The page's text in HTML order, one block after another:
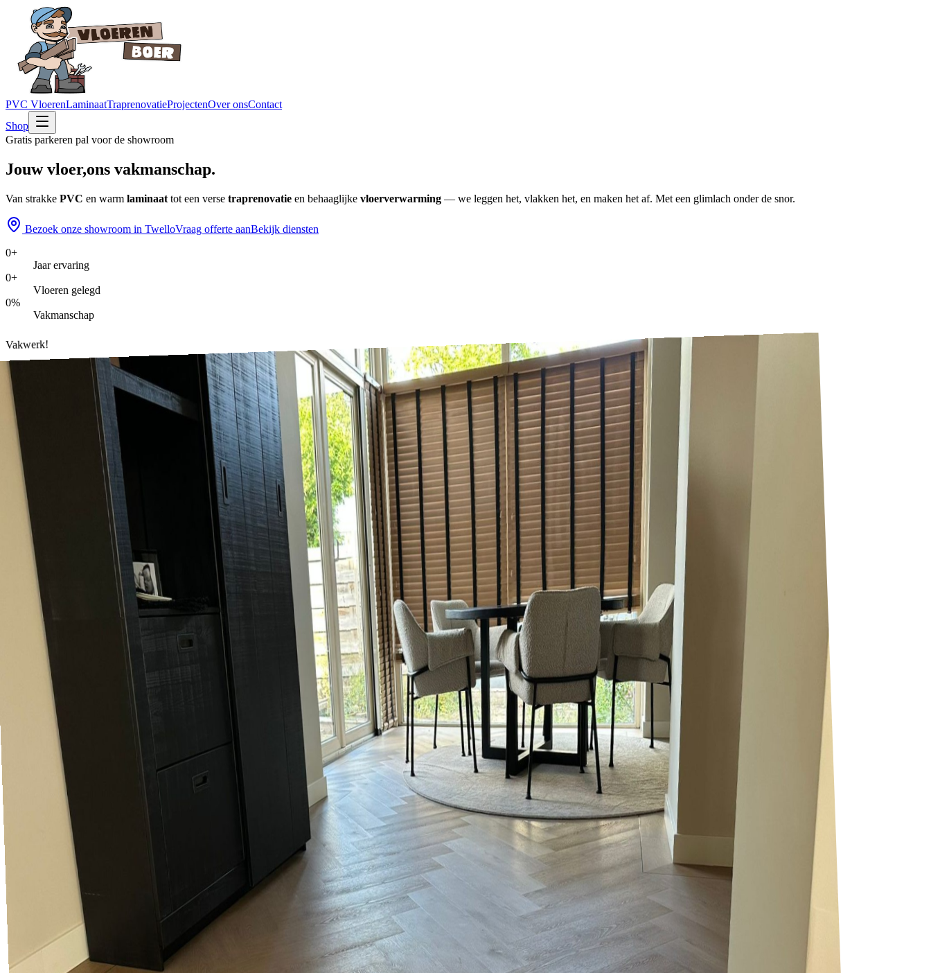
PVC VloerenLaminaatTraprenovatieProjectenOver onsContact
Shop
Gratis parkeren pal voor de showroom
Jouw vloer,ons vakmanschap.
Van strakke PVC en warm laminaat tot een verse traprenovatie en behaaglijke vloerverwarming — we leggen het, vlakken het, en maken het af. Met een glimlach onder de snor.
Bezoek onze showroom in TwelloVraag offerte aanBekijk diensten
0+
Jaar ervaring
0+
Vloeren gelegd
0%
Vakmanschap
Vakwerk!